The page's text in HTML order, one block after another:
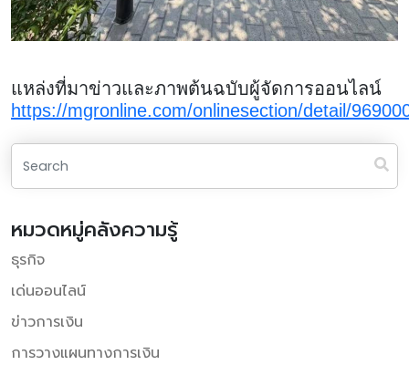
แหล่งที่มาข่าวและภาพต้นฉบับผู้จัดการออนไลน์
https://mgronline.com/onlinesection/detail/
หมวดหมู่คลังความรู้
ธุรกิจ
เด่นออนไลน์
ข่าวการเงิน
การวางแผนทางการเงิน